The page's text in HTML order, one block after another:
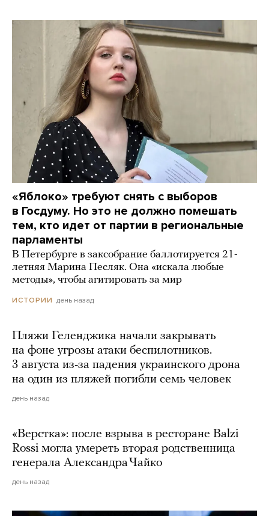
«Яблоко» требуют снять с выборов
в Госдуму. Но это не должно помешать
тем, кто идет от партии в региональные
парламенты
В Петербурге в заксобрание баллотируется 21-
летняя Марина Песляк. Она «искала любые
методы», чтобы агитировать за мир
ИСТОРИИ день назад
Пляжи Геленджика начали закрывать
на фоне угрозы атаки беспилотников.
3 августа из-за падения украинского дрона
на один из пляжей погибли семь человек
день назад
«Верстка»: после взрыва в ресторане Balzi
Rossi могла умереть вторая родственница
генерала Александра Чайко
день назад